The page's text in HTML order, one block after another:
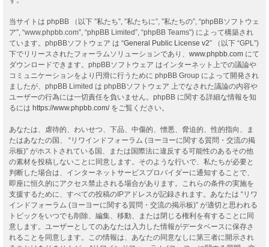
当サイトは phpBB （以下 ”私たち”, ”私たちに”, ”私たちの”, “phpBBソフトウェ
ア”, “www.phpbb.com”, “phpBB Limited”, “phpBB Teams”) によって構築され
ています。phpBBソフトウェア は “General Public License v2” （以下 “GPL”)
下でリリースされたフォーラムソリューションであり、 www.phpbb.com にて
ダウンロードできます。phpBBソフトウェア はインターネット上での議論や
コミュニケーションをより円滑に行うために phpBB Group によって開発され
ましたが、phpBB Limited は phpBBソフトウェア 上でなされた議論の内容や
ユーザーの行為には一切責任を負いません。phpBB に関する詳細な情報を知
るには https://www.phpbb.com/をご覧ください。
あなたは、虐待的、わいせつ、下品、中傷的、憎悪、脅迫的、性的指向、ま
たはあなたの国、 “リワインドフォーラム (ヨーヨーに関する質問・交流の掲
示板)” がホストされている国、または国際法に違反する可能性のあるその他
の素材を投稿しないことに同意します。そのような行いで、私たちが必要と
判断した場合は、インターネットサービスプロバイダーに通知することで、
即座に恒久的にアクセス禁止される場合があります。これらの条件の実施を
支援するために、すべての投稿のIPアドレスが記録されます。あなたは “リワ
インドフォーラム (ヨーヨーに関する質問・交流の掲示板)” が適切と思われる
トピックをいつでも削除、編集、移動、または閉じる権利を有することに同
意します。ユーザーとしてのあなたは入力した情報がデータベースに保存さ
れることを同意します。この情報は、あなたの同意なしに第三者に開示され